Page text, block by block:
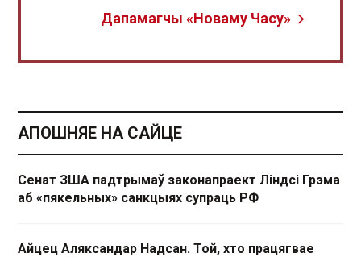
Дапамагчы «Новаму Часу»
АПОШНЯЕ НА САЙЦЕ
Сенат ЗША падтрымаў законапраект Ліндсі Грэма
аб «пякельных» санкцыях супраць РФ
Айцец Аляксандар Надсан. Той, хто працягвае